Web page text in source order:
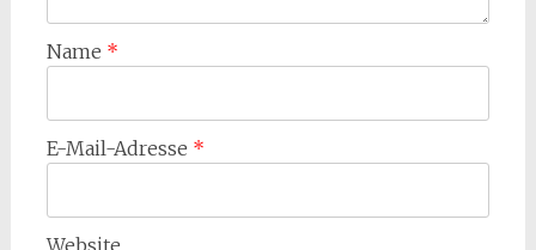
Name *
E-Mail-Adresse *
Website